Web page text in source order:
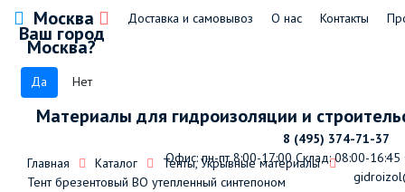
Москва
Ваш город
Москва?
Да Нет
Доставка и самовывоз О нас Контакты
Материалы для гидроизоляции и
8 (495) 374-71-37
Офис: пн-пт 8:00-17:00 Склад: 08:00-16:45
Главная Каталог
Тенты, Укрывные материалы
Тент брезентовый ВО утепленный синтепоном